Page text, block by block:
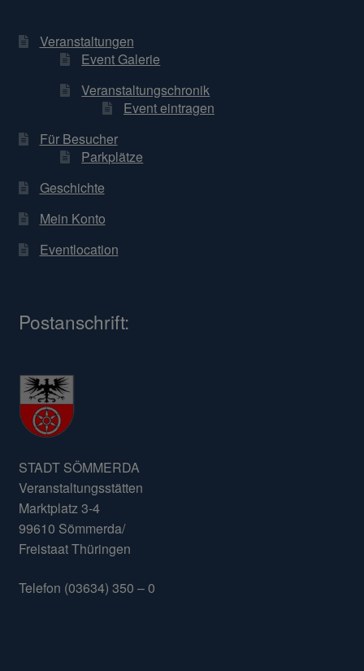
Veranstaltungen
Event Galerie
Veranstaltungschronik
Event eintragen
Für Besucher
Parkplätze
Geschichte
Mein Konto
Eventlocation
Postanschrift:
STADT SÖMMERDA
Veranstaltungsstätten
Marktplatz 3-4
99610 Sömmerda/
Freistaat Thüringen
Telefon (03634) 350 – 0